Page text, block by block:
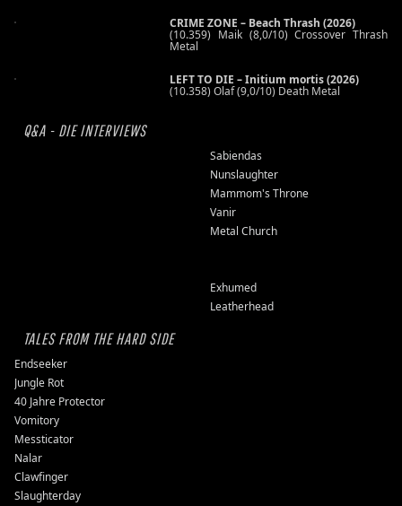
CRIME ZONE – Beach Thrash (2026)
(10.359) Maik (8,0/10) Crossover Thrash
Metal
LEFT TO DIE – Initium mortis (2026)
(10.358) Olaf (9,0/10) Death Metal
Q&A - DIE INTERVIEWS
Sabiendas
Nunslaughter
Mammom's Throne
Vanir
Metal Church
Exhumed
Leatherhead
TALES FROM THE HARD SIDE
Endseeker
Jungle Rot
40 Jahre Protector
Vomitory
Messticator
Nalar
Clawfinger
Slaughterday